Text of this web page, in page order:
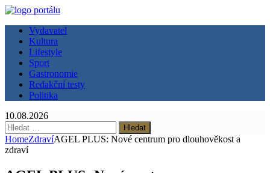
Vydavatel
Kultura
Lifestyle
Sport
Gastronomie
Redakční testy
Politika
10.08.2026
Vyhledávání
HomeZdravíAGEL PLUS: Nové centrum pro dlouhověkost a
zdraví